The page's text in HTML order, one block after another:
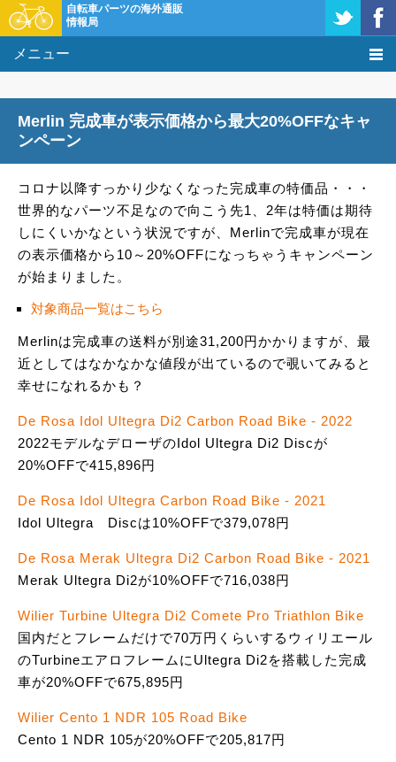
自転車パーツの海外通販
情報局
メニュー
購入方法
クーポン＆セール
Merlin 完成車が表示価格から最大20%OFFなキャ
ンペーン
コロナ以降すっかり少なくなった完成車の特価品・・・
世界的なパーツ不足なので向こう先1、2年は特価は期待
しにくいかなという状況ですが、Merlinで完成車が現在
の表示価格から10～20%OFFになっちゃうキャンペーン
が始まりました。
対象商品一覧はこちら
Merlinは完成車の送料が別途31,200円かかりますが、最
近としてはなかなかな値段が出ているので覗いてみると
幸せになれるかも？
De Rosa Idol Ultegra Di2 Carbon Road Bike - 2022
2022モデルなデローザのIdol Ultegra Di2 Discが
20%OFFで415,896円
De Rosa Idol Ultegra Carbon Road Bike - 2021
Idol Ultegra Discは10%OFFで379,078円
De Rosa Merak Ultegra Di2 Carbon Road Bike - 2021
Merak Ultegra Di2が10%OFFで716,038円
Wilier Turbine Ultegra Di2 Comete Pro Triathlon Bike
国内だとフレームだけで70万円くらいするウィリエール
のTurbineエアロフレームにUltegra Di2を搭載した完成
車が20%OFFで675,895円
Wilier Cento 1 NDR 105 Road Bike
Cento 1 NDR 105が20%OFFで205,817円